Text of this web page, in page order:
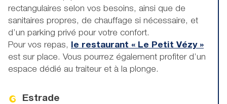
rectangulaires selon vos besoins, ainsi que de
sanitaires propres, de chauffage si nécessaire, et
d’un parking privé pour votre confort.
Pour vos repas, le restaurant « Le Petit Vézy »
est sur place. Vous pourrez également profiter d’un
espace dédié au traiteur et à la plonge.
Estrade